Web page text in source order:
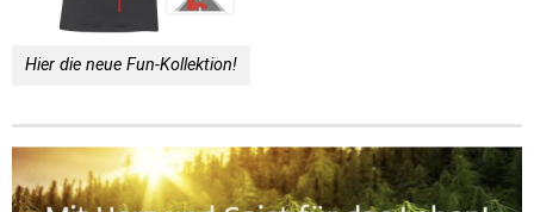
Hier die neue Fun-Kollektion!